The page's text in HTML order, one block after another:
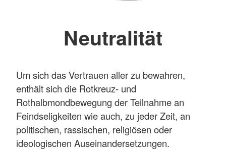
Neutralität
Um sich das Vertrauen aller zu bewahren,
enthält sich die Rotkreuz- und
Rothalbmondbewegung der Teilnahme an
Feindseligkeiten wie auch, zu jeder Zeit, an
politischen, rassischen, religiösen oder
ideologischen Auseinandersetzungen.